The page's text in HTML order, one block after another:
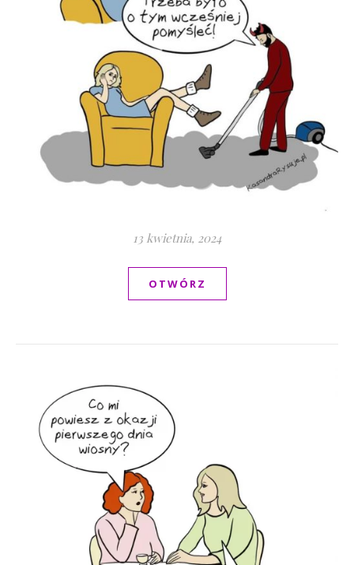
13 kwietnia, 2024
OTWÓRZ